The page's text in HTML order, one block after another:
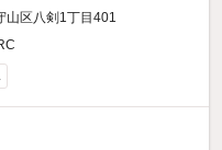
山区八剣1丁目401